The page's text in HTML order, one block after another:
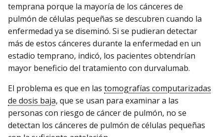
temprana porque la mayoría de los cánceres de
pulmón de células pequeñas se descubren cuando la
enfermedad ya se diseminó. Si se pudieran detectar
más de estos cánceres durante la enfermedad en un
estadio temprano, indicó, los pacientes obtendrían
mayor beneficio del tratamiento con durvalumab.
El problema es que en las tomografías computarizadas
de dosis baja, que se usan para examinar a las
personas con riesgo de cáncer de pulmón, no se
detectan los cánceres de pulmón de células pequeñas